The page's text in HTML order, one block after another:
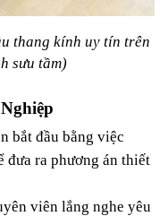
thang kính uy tín trên
sưu tầm)
bắt đầu bằng việc
đưa ra phương án thiết
viên lắng nghe yêu